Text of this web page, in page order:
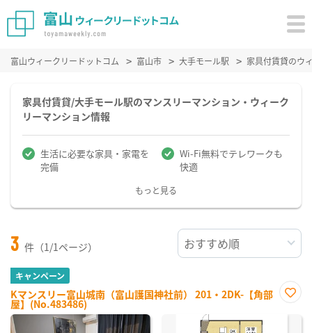
富山ウィークリードットコム 富山市 大手モール駅 家具付賃貸のウ
家具付賃貸/大手モール駅のマンスリーマンション・ウィーク
リーマンション情報
生活に必要な家具・家電を
完備
Wi-Fi無料でテレワークも
快適
もっと見る
3 件（1/1ページ）
キャンペーン
Kマンスリー富山城南（富山護国神社前） 201・2DK-【角部
屋】(No.483486)
に入